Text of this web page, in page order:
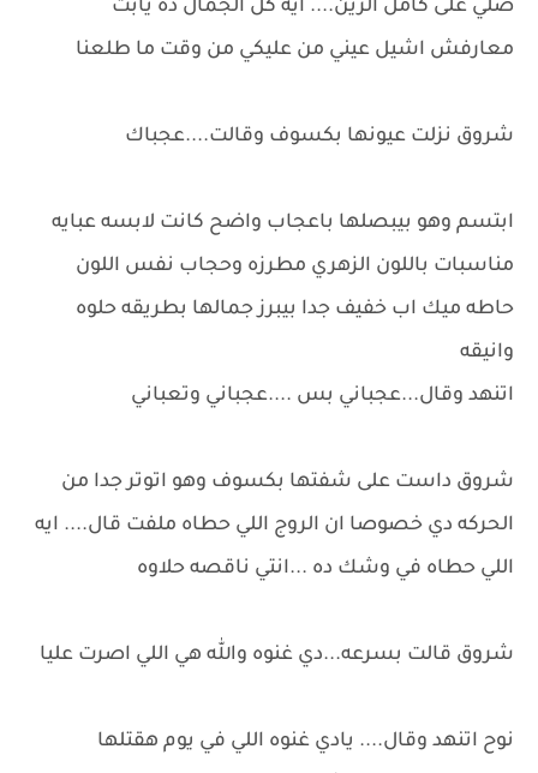
صلي على كامل الزين.... ايه كل الجمال ده يابت
معارفش اشيل عيني من عليكي من وقت ما طلعنا
شروق نزلت عيونها بكسوف وقالت....عجباك
ابتسم وهو بيبصلها باعجاب واضح كانت لابسه عبايه
مناسبات باللون الزهري مطرزه وحجاب نفس اللون
حاطه ميك اب خفيف جدا بيبرز جمالها بطريقه حلوه
وانيقه
اتنهد وقال...عجباني بس ....عجباني وتعباني
شروق داست على شفتها بكسوف وهو اتوتر جدا من
الحركه دي خصوصا ان الروج اللي حطاه ملفت قال.... ايه
اللي حطاه في وشك ده ...انتي ناقصه حلاوه
شروق قالت بسرعه...دي غنوه والله هي اللي اصرت عليا
نوح اتنهد وقال.... يادي غنوه اللي في يوم هقتلها